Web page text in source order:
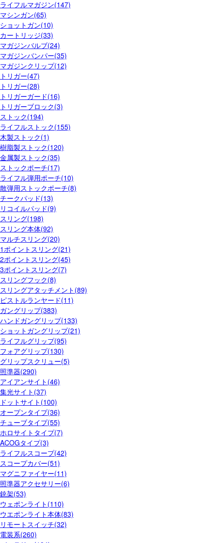
ライフルマガジン(147)
マシンガン(65)
ショットガン(10)
カートリッジ(33)
マガジンバルブ(24)
マガジンバンパー(35)
マガジンクリップ(12)
トリガー(47)
トリガー(28)
トリガーガード(16)
トリガーブロック(3)
ストック(194)
ライフルストック(155)
木製ストック(1)
樹脂製ストック(120)
金属製ストック(35)
ストックポーチ(17)
ライフル弾用ポーチ(10)
散弾用ストックポーチ(8)
チークパッド(13)
リコイルパッド(9)
スリング(198)
スリング本体(92)
マルチスリング(20)
1ポイントスリング(21)
2ポイントスリング(45)
3ポイントスリング(7)
スリングフック(8)
スリングアタッチメント(89)
ピストルランヤード(11)
ガングリップ(383)
ハンドガングリップ(133)
ショットガングリップ(21)
ライフルグリップ(95)
フォアグリップ(130)
グリップスクリュー(5)
照準器(290)
アイアンサイト(46)
集光サイト(37)
ドットサイト(100)
オープンタイプ(36)
チューブタイプ(55)
ホロサイトタイプ(7)
ACOGタイプ(3)
ライフルスコープ(42)
スコープカバー(51)
マグニファイヤー(11)
照準器アクセサリー(6)
銃架(53)
ウェポンライト(110)
ウエポンライト本体(83)
リモートスイッチ(32)
電装系(260)